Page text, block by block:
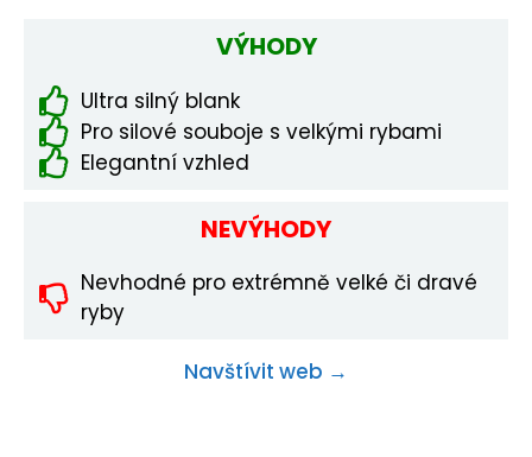
VÝHODY
Ultra silný blank
Pro silové souboje s velkými rybami
Elegantní vzhled
NEVÝHODY
Nevhodné pro extrémně velké či dravé
ryby
Navštívit web →